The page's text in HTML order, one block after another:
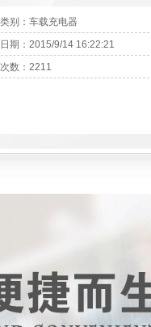
别：车载充电器
期：2015/9/14 16:22:21
数：2211